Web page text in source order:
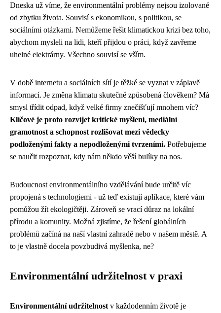
Dneska už víme, že environmentální problémy nejsou izolované
od zbytku života. Souvisí s ekonomikou, s politikou, se
sociálními otázkami. Nemůžeme řešit klimatickou krizi bez toho,
abychom mysleli na lidi, kteří přijdou o práci, když zavřeme
uhelné elektrárny. Všechno souvisí se vším.
V době internetu a sociálních sítí je těžké se vyznat v záplavě
informací. Je změna klimatu skutečně způsobená člověkem? Má
smysl třídit odpad, když velké firmy znečišťují mnohem víc?
Klíčové je proto rozvíjet kritické myšlení, mediální
gramotnost a schopnost rozlišovat mezi vědecky
podloženými fakty a nepodloženými tvrzeními. Potřebujeme
se naučit rozpoznat, kdy nám někdo věší bulíky na nos.
Budoucnost environmentálního vzdělávání bude určitě víc
propojená s technologiemi - už teď existují aplikace, které vám
pomůžou žít ekologičtěji. Zároveň se vrací důraz na lokální
přírodu a komunity. Možná zjistíme, že řešení globálních
problémů začíná na naší vlastní zahradě nebo v našem městě. A
to je vlastně docela povzbudivá myšlenka, ne?
Environmentální udržitelnost v praxi
Environmentální udržitelnost v každodenním životě je